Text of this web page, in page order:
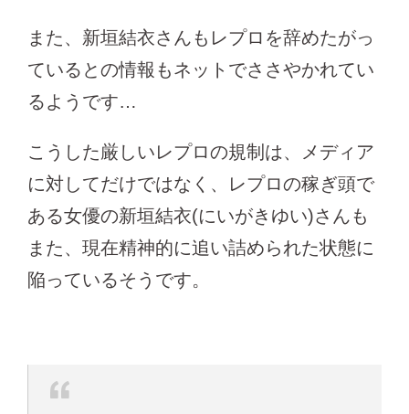
また、新垣結衣さんもレプロを辞めたがっ
ているとの情報もネットでささやかれてい
るようです…
こうした厳しいレプロの規制は、メディア
に対してだけではなく、レプロの稼ぎ頭で
ある女優の新垣結衣(にいがきゆい)さんも
また、現在精神的に追い詰められた状態に
陥っているそうです。